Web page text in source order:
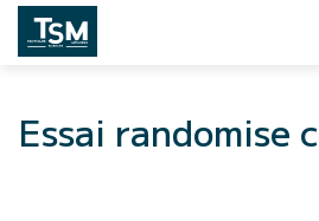
Essai randomise